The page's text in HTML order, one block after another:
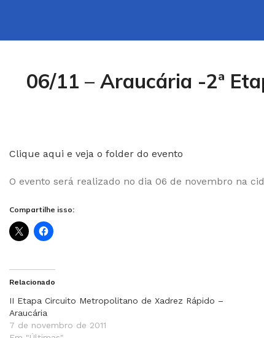
06/11 – Araucária -2ª
Clique aqui e veja o folder do evento
O evento será realizado no dia 06 de novembro na
Compartilhe isso:
Relacionado
II Etapa Circuito Metropolitano de Xadrez Rápido –
Araucária
7 de novembro de 2011